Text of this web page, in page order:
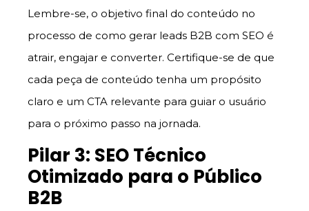
Lembre-se, o objetivo final do conteúdo no
processo de como gerar leads B2B com SEO é
atrair, engajar e converter. Certifique-se de que
cada peça de conteúdo tenha um propósito
claro e um CTA relevante para guiar o usuário
para o próximo passo na jornada.
Pilar 3: SEO Técnico
Otimizado para o Público
B2B